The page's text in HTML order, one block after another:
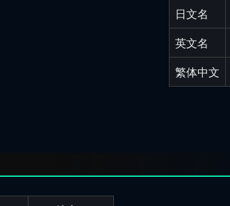
日文名
英文名
繁体中文